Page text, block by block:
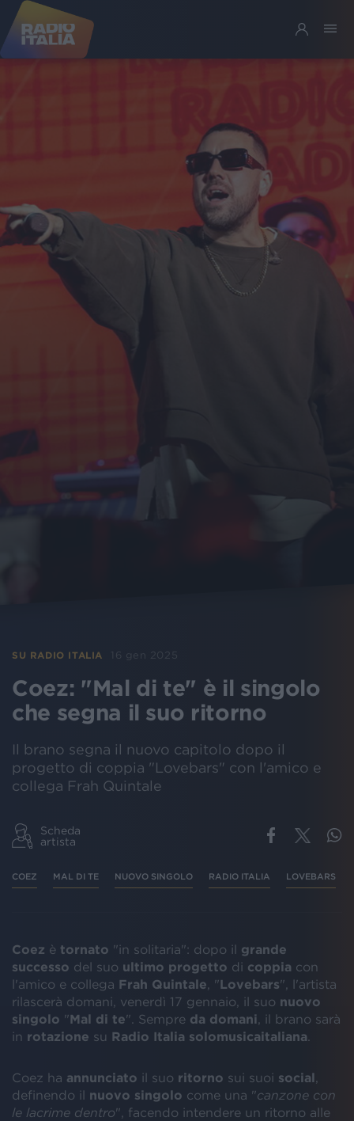
SU RADIO ITALIA 16 gen 2025
Coez: "Mal di te" è il singolo
che segna il suo ritorno
Il brano segna il nuovo capitolo dopo il
progetto di coppia "Lovebars" con l'amico e
collega Frah Quintale
Scheda
artista
COEZ MAL DI TE NUOVO SINGOLO RADIO ITALIA LOVEBARS
Coez è tornato "in solitaria": dopo il grande
successo del suo ultimo progetto di coppia con
l'amico e collega Frah Quintale , "Lovebars", l'artista
rilascerà domani, venerdì 17 gennaio, il suo nuovo
singolo "Mal di te". Sempre da domani , il brano sarà
in rotazione su Radio Italia solomusicaitaliana
Coez ha annunciato il suo ritorno sui suoi social
definendo il nuovo singolo come una "canzone con
le lacrime dentro", facendo intendere un ritorno alle